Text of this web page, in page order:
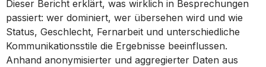
Dieser Bericht erklärt, was wirklich in Besprechungen
passiert: wer dominiert, wer übersehen wird und wie
Status, Geschlecht, Fernarbeit und unterschiedliche
Kommunikationsstile die Ergebnisse beeinflussen.
Anhand anonymisierter und aggregierter Daten aus